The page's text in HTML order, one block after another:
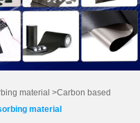
material >Carbon based
material